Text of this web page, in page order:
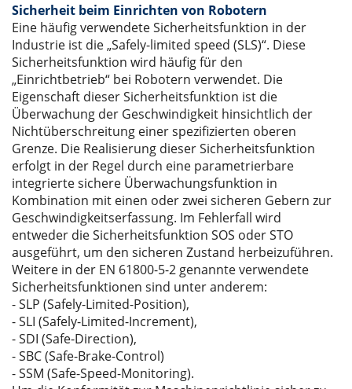
Sicherheit beim Einrichten von Robotern
Eine häufig verwendete Sicherheitsfunktion in der
Industrie ist die „Safely-limited speed (SLS)“. Diese
Sicherheitsfunktion wird häufig für den
„Einrichtbetrieb“ bei Robotern verwendet. Die
Eigenschaft dieser Sicherheitsfunktion ist die
Überwachung der Geschwindigkeit hinsichtlich der
Nichtüberschreitung einer spezifizierten oberen
Grenze. Die Realisierung dieser Sicherheitsfunktion
erfolgt in der Regel durch eine parametrierbare
integrierte sichere Überwachungsfunktion in
Kombination mit einen oder zwei sicheren Gebern zur
Geschwindigkeitserfassung. Im Fehlerfall wird
entweder die Sicherheitsfunktion SOS oder STO
ausgeführt, um den sicheren Zustand herbeizuführen.
Weitere in der EN 61800-5-2 genannte verwendete
Sicherheitsfunktionen sind unter anderem:
- SLP (Safely-Limited-Position),
- SLI (Safely-Limited-Increment),
- SDI (Safe-Direction),
- SBC (Safe-Brake-Control)
- SSM (Safe-Speed-Monitoring).